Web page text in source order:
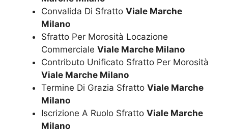
Convalida Di Sfratto Viale Marche
Milano
Sfratto Per Morosità Locazione
Commerciale Viale Marche Milano
Contributo Unificato Sfratto Per Morosità
Viale Marche Milano
Termine Di Grazia Sfratto Viale Marche
Milano
Iscrizione A Ruolo Sfratto Viale Marche
Milano